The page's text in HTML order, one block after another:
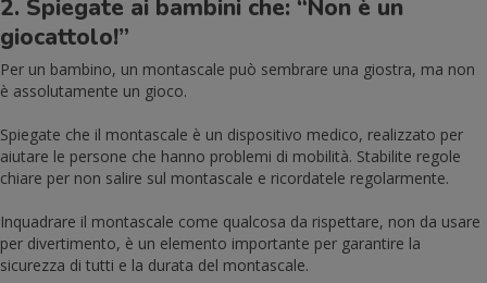
2. Spiegate ai bambini che: “Non è un
giocattolo!”
Per un bambino, un montascale può sembrare una giostra, ma non
è assolutamente un gioco.
Spiegate che il montascale è un dispositivo medico, realizzato per
aiutare le persone che hanno problemi di mobilità. Stabilite regole
chiare per non salire sul montascale e ricordatele regolarmente.
Inquadrare il montascale come qualcosa da rispettare, non da usare
per divertimento, è un elemento importante per garantire la
sicurezza di tutti e la durata del montascale.